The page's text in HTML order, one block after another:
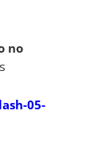
no
05-